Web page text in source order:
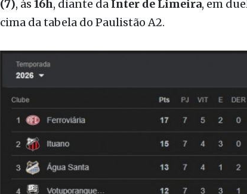
(7), às 16h, diante da Inter de Limeira, em
cima da tabela do Paulistão A2.